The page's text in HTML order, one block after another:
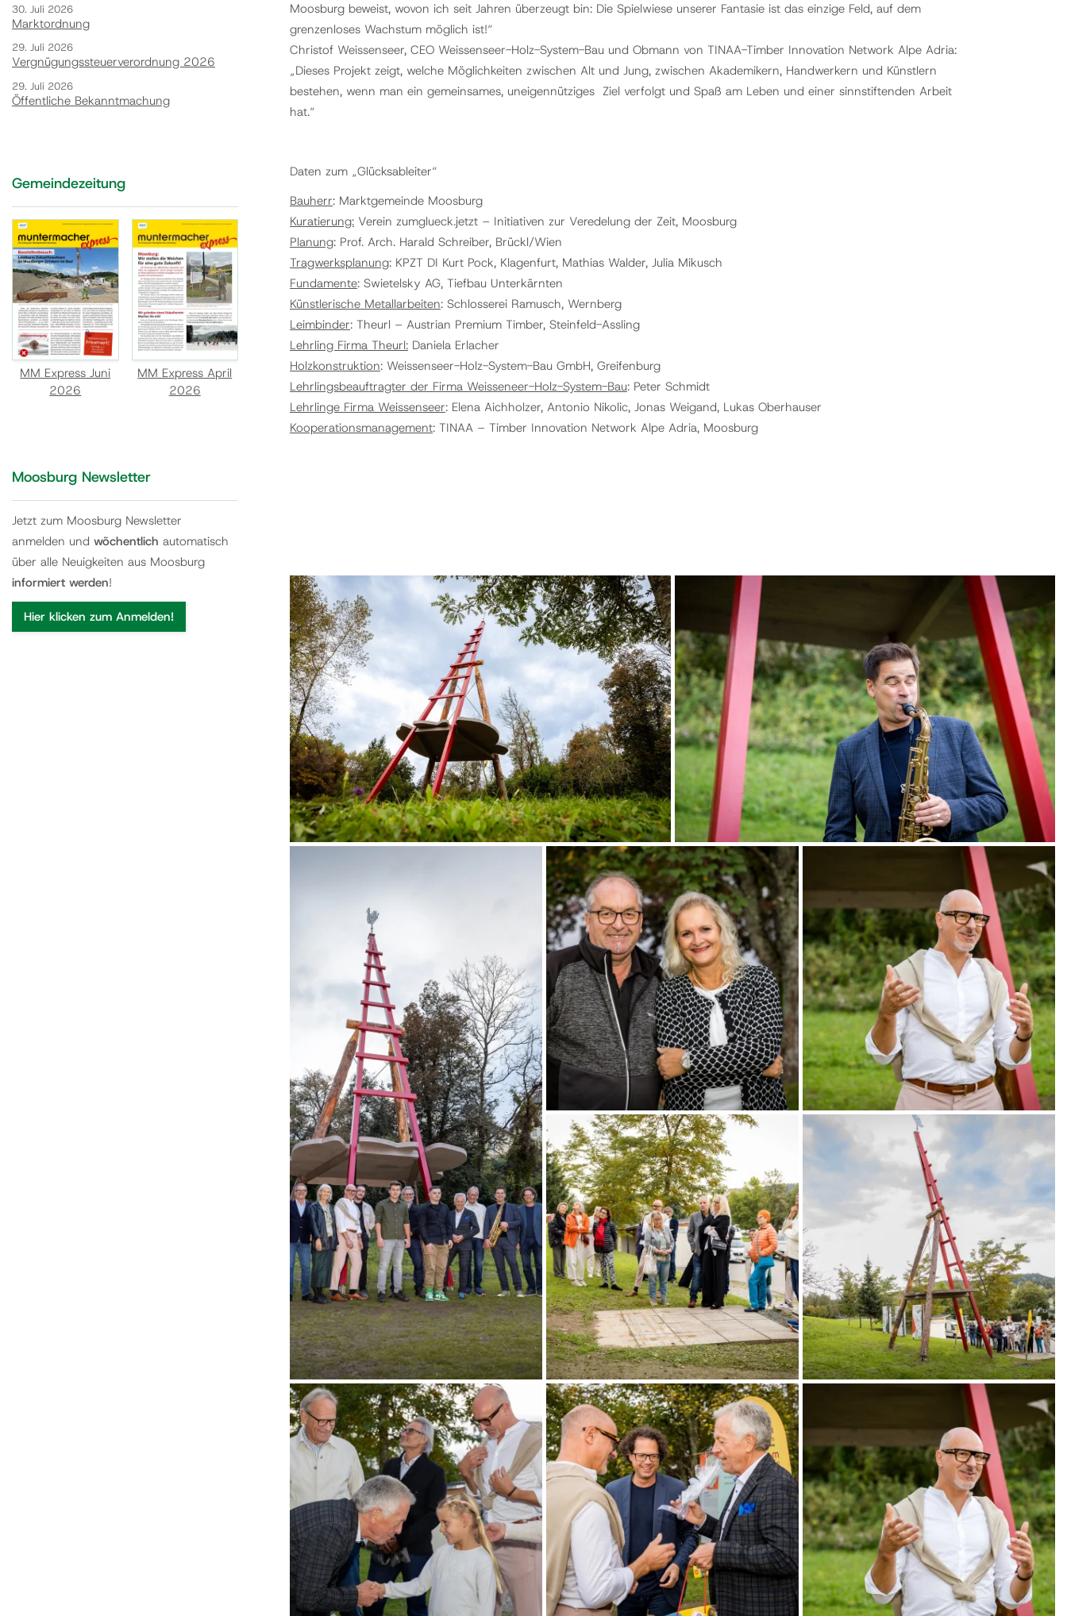
Moosburg beweist, wovon ich seit Jahren überzeugt bin: Die Spielwiese unserer Fantasie ist das einzige Feld, auf dem
grenzenloses Wachstum möglich ist!“
Christof Weissenseer, CEO Weissenseer-Holz-System-Bau und Obmann von TINAA-Timber Innovation Network Alpe Adria:
„Dieses Projekt zeigt, welche Möglichkeiten zwischen Alt und Jung, zwischen Akademikern, Handwerkern und Künstlern
bestehen, wenn man ein gemeinsames, uneigennütziges Ziel verfolgt und Spaß am Leben und einer sinnstiftenden Arbeit
hat.“
Daten zum „Glücksableiter“
Bauherr: Marktgemeinde Moosburg
Kuratierung: Verein zumglueck.jetzt – Initiativen zur Veredelung der Zeit, Moosburg
Planung: Prof. Arch. Harald Schreiber, Brückl/Wien
Tragwerksplanung: KPZT DI Kurt Pock, Klagenfurt, Mathias Walder, Julia Mikusch
Fundamente: Swietelsky AG, Tiefbau Unterkärnten
Künstlerische Metallarbeiten: Schlosserei Ramusch, Wernberg
Leimbinder: Theurl – Austrian Premium Timber, Steinfeld-Assling
Lehrling Firma Theurl: Daniela Erlacher
Holzkonstruktion: Weissenseer-Holz-System-Bau GmbH, Greifenburg
Lehrlingsbeauftragter der Firma Weisseneer-Holz-System-Bau: Peter Schmidt
Lehrlinge Firma Weissenseer: Elena Aichholzer, Antonio Nikolic, Jonas Weigand, Lukas Oberhauser
Kooperationsmanagement: TINAA – Timber Innovation Network Alpe Adria, Moosburg
30. Juli 2026
Marktordnung
29. Juli 2026
Vergnügungssteuerverordnung 2026
29. Juli 2026
Öffentliche Bekanntmachung
Gemeindezeitung
MM Express Juni
2026
MM Express April
2026
Moosburg Newsletter
Jetzt zum Moosburg Newsletter
anmelden und wöchentlich automatisch
über alle Neuigkeiten aus Moosburg
informiert werden!
Hier klicken zum Anmelden!